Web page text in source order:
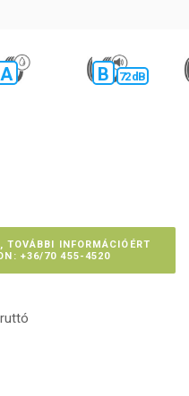
A B 72 dB
TOVÁBBI INFORMÁCIÓÉRT
+36/70 455-4520